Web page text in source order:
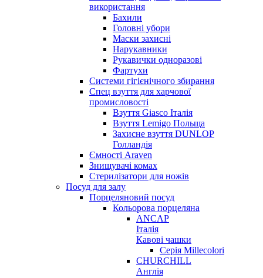
використання
Бахили
Головні убори
Маски захисні
Нарукавники
Рукавички одноразові
Фартухи
Системи гігієнічного збирання
Спец взуття для харчової
промисловості
Взуття Giasco Італія
Взуття Lemigo Польща
Захисне взуття DUNLOP
Голландія
Ємності Araven
Знищувачі комах
Стерилізатори для ножів
Посуд для залу
Порцеляновий посуд
Кольорова порцеляна
ANCAP
Італія
Кавові чашки
Серія Millecolori
CHURCHILL
Англія